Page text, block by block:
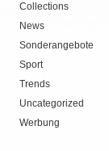
Collections
News
Sonderangebote
Sport
Trends
Uncategorized
Werbung